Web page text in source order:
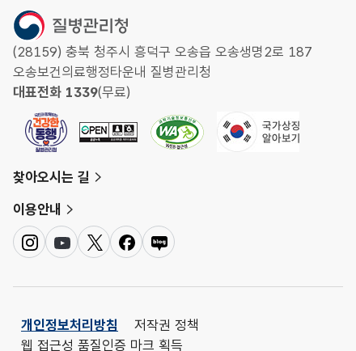
(28159) 충북 청주시 흥덕구 오송읍 오송생명2로 187
오송보건의료행정타운내 질병관리청
대표전화 1339(무료)
찾아오시는 길
이용안내
인
스
램
유
튜
트
위
페
이
네
이
로
그
개인정보처리방침
저작권 정책
웹 접근성 품질인증 마크 획득